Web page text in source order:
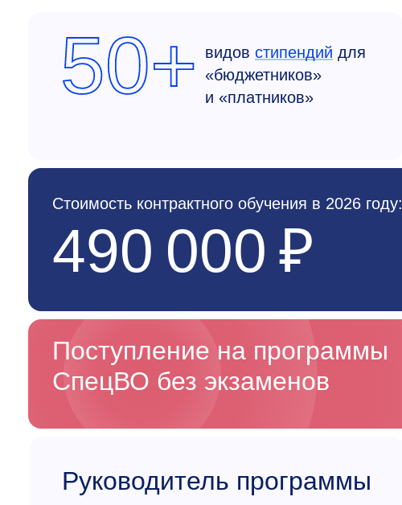
50+ видов стипендий для
«бюджетников»
и «платников»
Стоимость контрактного обучения в 2026 году:
490 000 ₽
Поступление на программы
СпецВО без экзаменов
Руководитель программы